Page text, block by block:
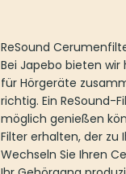
ReSound
Bei Japebo bieten
für Hörgeräte
richtig. Ein ReSound-
möglich genießen
Filter erhalten, der zu
Wechseln Sie Ihren